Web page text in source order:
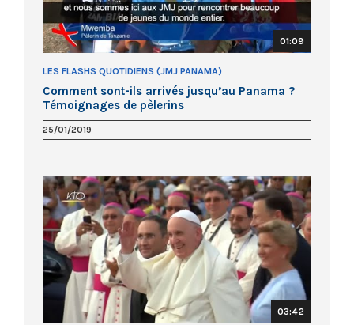
01:09
LES FLASHS QUOTIDIENS (JMJ PANAMA)
Comment sont-ils arrivés jusqu’au Panama ?
Témoignages de pèlerins
25/01/2019
03:42